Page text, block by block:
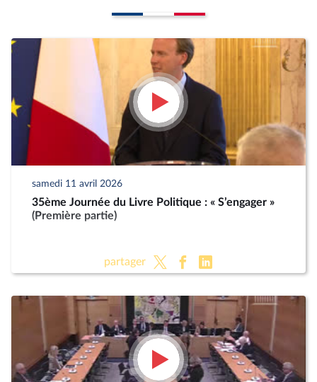
samedi 11 avril 2026
35ème Journée du Livre Politique : « S’engager »
(Première partie)
partager